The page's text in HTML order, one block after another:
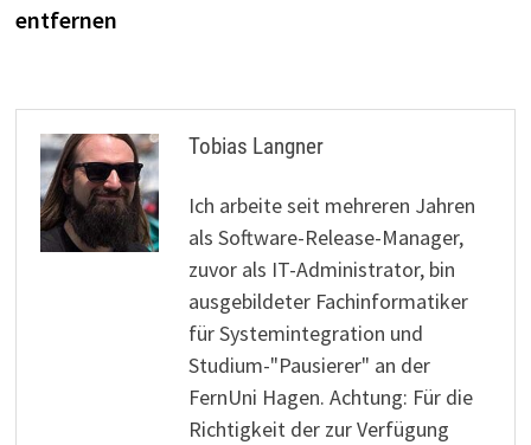
entfernen
Tobias Langner
Ich arbeite seit mehreren Jahren
als Software-Release-Manager,
zuvor als IT-Administrator, bin
ausgebildeter Fachinformatiker
für Systemintegration und
Studium-"Pausierer" an der
FernUni Hagen. Achtung: Für die
Richtigkeit der zur Verfügung